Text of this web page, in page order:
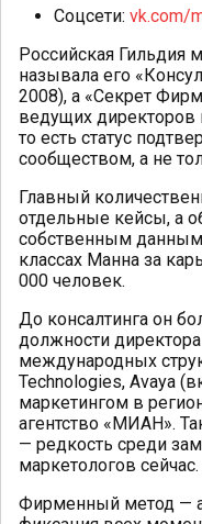
Соцсети: vk.com/
Российская Гильдия
называла его
2008), а «Секрет
ведущих директоров
то есть статус
сообществом, а не
Главный
отдельные кейсы, а
собственным
классах Манна за
000 человек.
До консалтинга он
должности
международных
Technologies, Avaya
маркетингом в
агентство «МИАН».
— редкость среди
маркетологов сейчас.
Фирменный метод —